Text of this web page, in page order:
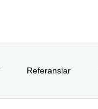
Referanslar